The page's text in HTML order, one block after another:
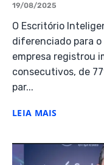
19/08/2025
O Escritório
diferenciado para o
empresa registrou
consecutivos, de
par...
LEIA MAIS